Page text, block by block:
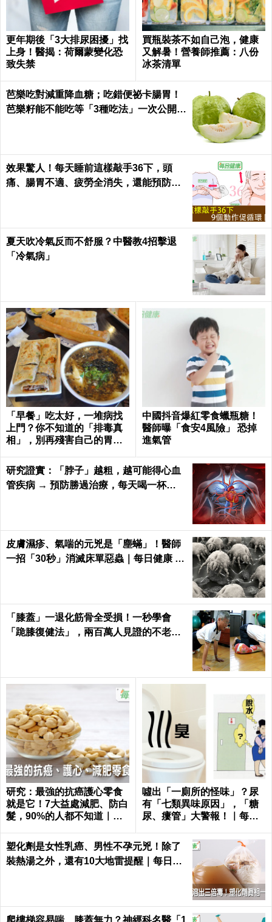
更年期後「3大排尿困擾」找
上身！醫揭：荷爾蒙變化恐
致失禁
買瓶裝茶不如自己泡，健康
又解暑！營養師推薦：八份
冰茶清單
芭樂吃對減重降血糖；吃錯便祕卡腸胃！
芭樂籽能不能吃等「3種吃法」一次公開｜
效果驚人！每天睡前這樣敲手36下，頭
痛、腸胃不適、疲勞全消失，還能預防腦
夏天吹冷氣反而不舒服？中醫教4招擊退
「冷氣病」
「早餐」吃太好，一堆病找
上門？你不知道的「排毒真
相」，別再殘害自己的胃
中國抖音爆紅零食蠟瓶糖！
醫師曝「食安4風險」 恐掉
進氣管
研究證實：「脖子」越粗，越可能得心血
管疾病 → 預防勝過治療，每天喝一杯
皮膚濕疹、氣喘的元兇是「塵蟎」！醫師
一招「30秒」消滅床單惡蟲｜每日健康 H
「膝蓋」一退化筋骨全受損！一秒學會
「跪膝復健法」，兩百萬人見證的不老伸
研究：最強的抗癌護心零食
就是它！7大益處減肥、防白
髮，90%的人都不知道｜每
噓出「一廁所的怪味」？尿
有「七類異味原因」，「糖
尿、瘻管」大警報！｜每日
塑化劑是女性乳癌、男性不孕元兇！除了
裝熱湯之外，還有10大地雷提醒｜每日健